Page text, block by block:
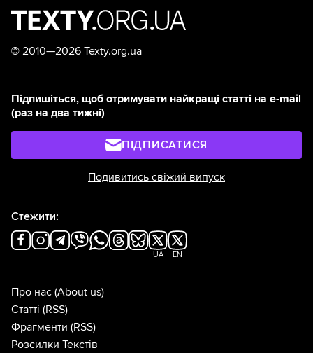
© 2010—2026 Texty.org.ua
Підпишіться, щоб отримувати найкращі статті на e-mail
(раз на два тижні)
ПІДПИСАТИСЯ
Подивитись свіжий випуск
Стежити:
UA EN
Про нас (About us)
Статті (RSS)
Фрагменти (RSS)
Розсилки Текстів